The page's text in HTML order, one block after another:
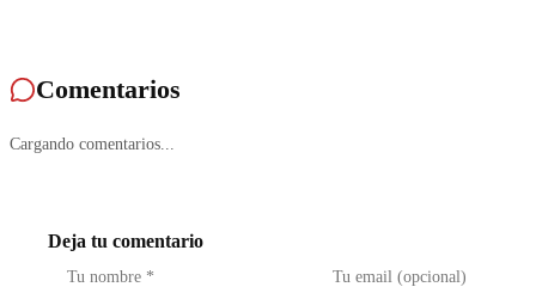
Comentarios
Cargando comentarios...
Deja tu comentario